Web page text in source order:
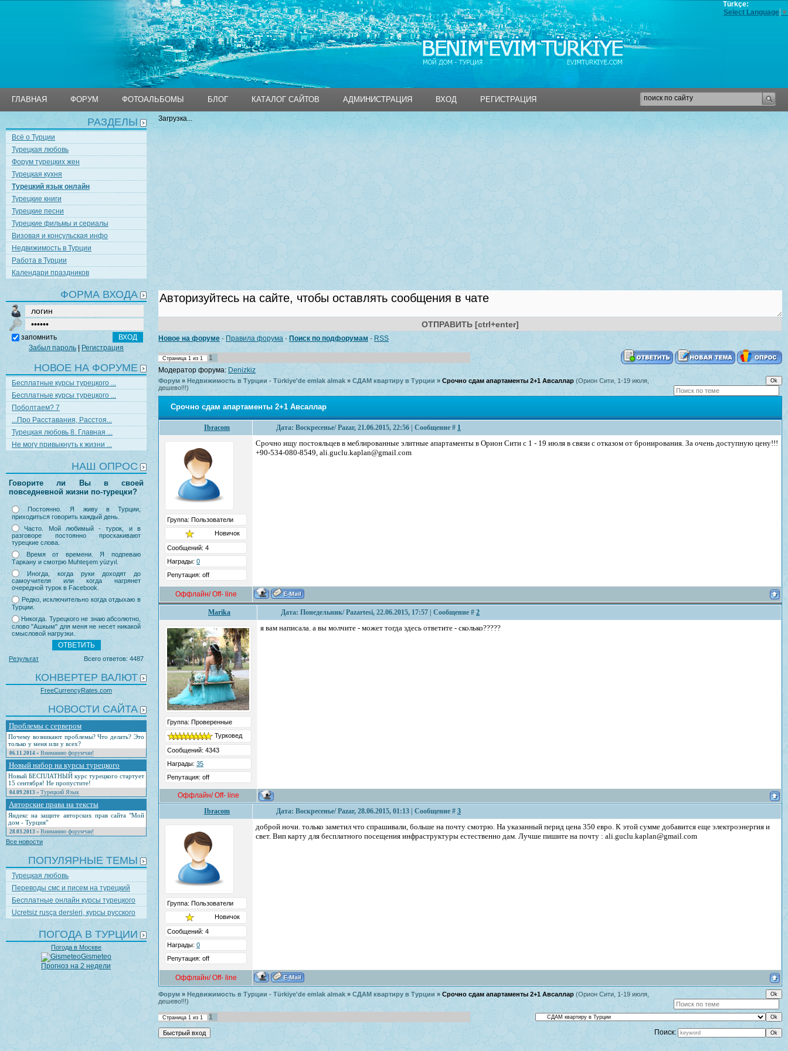
Türkçe:
Select Language ▼
ГЛАВНАЯ ФОРУМ
ФОРУМ
ФОТОАЛЬБОМЫ
ФОТОАЛЬБОМЫ
БЛОГ КАТАЛОГ САЙТОВ АДМИНИСТРАЦИЯ ВХОД РЕГИСТРАЦИЯ
РАЗДЕЛЫ
Всё о Турции
Турецкая любовь
Форум турецких жен
Турецкая кухня
Турецкий язык онлайн
Турецкие книги
Турецкие песни
Турецкие фильмы и сериалы
Визовая и консульская инфо
Недвижимость в Турции
Работа в Турции
Календари праздников
ФОРМА ВХОДА
запомнить
Забыл пароль
Регистрация
НОВОЕ НА ФОРУМЕ
Бесплатные курсы турецкого ...
Бесплатные курсы турецкого ...
Поболтаем? 7
...Про Расставания, Расстоя...
Турецкая любовь 8. Главная ...
Не могу привыкнуть к жизни ...
НАШ ОПРОС
Говорите ли Вы в своей
повседневной жизни по-турецки?
Постоянно. Я живу в Турции,
приходиться говорить каждый день.
Часто. Мой любимый - турок, и в
разговоре постоянно проскакивают
турецкие слова.
Время от времени. Я подпеваю
Таркану и смотрю Muhteşem yüzyıl.
Иногда, когда руки доходят до
самоучителя или когда нагрянет
очередной турок в Facebook.
Редко, исключительно когда отдыхаю в
Турции.
Никогда. Турецкого не знаю абсолютно,
слово "Ашкым" для меня не несет никакой
смысловой нагрузки.
Результат Всего ответов: 4487
КОНВЕРТЕР ВАЛЮТ
FreeCurrencyRates.com
НОВОСТИ САЙТА
Проблемы с сервером
Почему возникают проблемы? Что делать? Это
только у меня или у всех?
06.11.2014 » Вниманию форумчан!
Новый набор на курсы турецкого
Новый БЕСПЛАТНЫЙ курс турецкого стартует
15 сентября! Не пропустите!
04.09.2013 » Турецкий Язык
Авторские права на тексты
Яндекс на защите авторских прав сайта "Мой
дом - Турция"
28.03.2013 » Вниманию форумчан!
Все новости
ПОПУЛЯРНЫЕ ТЕМЫ
Турецкая любовь
Переводы смс и писем на турецкий
Бесплатные онлайн курсы турецкого
Ucretsiz rusça dersleri, курсы русского
ПОГОДА В ТУРЦИИ
Погода в Москве
Gismeteo
Прогноз на 2 недели
Загрузка...
Новое на форуме · Правила форума · Поиск по подфорумам · RSS
Страница 1 из 1
1
Модератор форума: Denizkiz
Форум » Недвижимость в Турции - Türkiye'de emlak almak » СДАМ квартиру в Турции » Срочно сдам апартаменты 2+1 Авсаллар (Орион Сити, 1-19 июля,
дешево!!!)
Срочно сдам апартаменты 2+1 Авсаллар
Ibracom Дата: Воскресенье/ Pazar, 21.06.2015, 22:56 | Сообщение # 1
Группа: Пользователи
Новичок
Сообщений: 4
Награды: 0
Репутация: off
Срочно ищу постояльцев в меблированные элитные апартаменты в Орион Сити с 1 - 19 июля в связи с отказом от бронирования. За очень доступную цену!!!
+90-534-080-8549, ali.guclu.kaplan@gmail.com
Оффлайн/ Off- line
Marika Дата: Понедельник/ Pazartesi, 22.06.2015, 17:57 | Сообщение # 2
Группа: Проверенные
Турковед
Сообщений: 4343
Награды: 35
Репутация: off
я вам написала. а вы молчите - может тогда здесь ответите - сколько?????
Оффлайн/ Off- line
Ibracom
Дата: Воскресенье/ Pazar, 28.06.2015, 01:13 | Сообщение # 3
Группа: Пользователи
Новичок
Сообщений: 4
Награды: 0
Репутация: off
доброй ночи. только заметил что спрашивали, больше на почту смотрю. На указанный перид цена 350 евро. К этой сумме добавится еще электроэнергия и
свет. Вип карту для бесплатного посещения инфраструктуры естественно дам. Лучше пишите на почту : ali.guclu.kaplan@gmail.com
Оффлайн/ Off- line
Форум » Недвижимость в Турции - Türkiye'de emlak almak » СДАМ квартиру в Турции » Срочно сдам апартаменты 2+1 Авсаллар (Орион Сити, 1-19 июля,
дешево!!!)
Страница 1 из 1
1
Поиск: